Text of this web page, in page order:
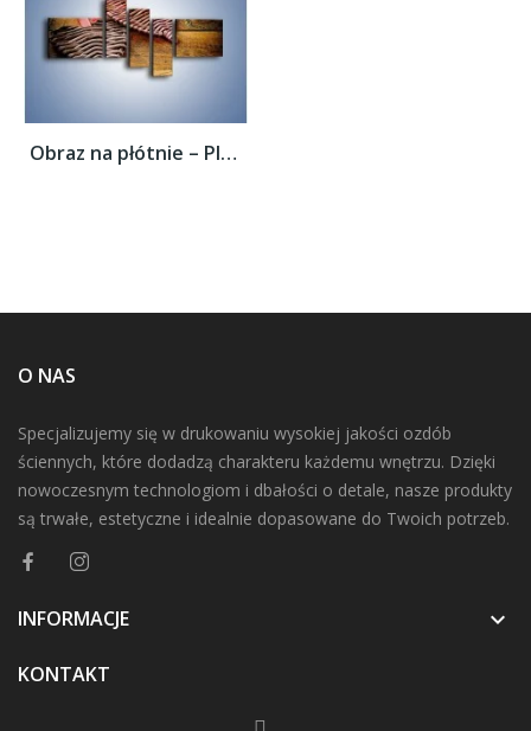
Obraz na płótnie – Plecione serca na...
O NAS
Specjalizujemy się w drukowaniu wysokiej jakości ozdób
ściennych, które dodadzą charakteru każdemu wnętrzu. Dzięki
nowoczesnym technologiom i dbałości o detale, nasze produkty
są trwałe, estetyczne i idealnie dopasowane do Twoich potrzeb.
INFORMACJE 
KONTAKT